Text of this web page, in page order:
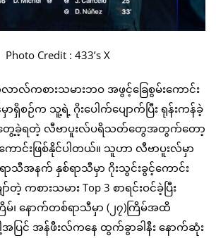
Photo Credit : 433’s X
ကစားသမားဘဝ အဖွင့်ခြေစွမ်းကောင်း
ရှိစဉ်က သူ့ရဲ့ ဂိုးပေါက်ပျောက်ပြီး ရုန်းကန်ခဲ့
င်တွေ့ခဲ့ရတဲ့ လီဗာပူးလ်ပရိသတ်တွေအတွက်တော့
ောင်းဖြစ်နိုင်ပါတယ်။ သူဟာ လီဗာပူးလ်မှာ
သီအနက် နှစ်ရာသီမှာ ဂိုးသွင်းခွင့်ကောင်း
တဲ့ ကစားသမား Top 3 စာရင်းဝင်ခဲ့ပြီး
ြိမ်၊ နောက်တစ်ရာသီမှာ (၂၇)ကြိမ်အထိ
အပြင် အန်ဖီးလ်ကနေ ထွက်ခွာခါနီး နောက်ဆုံး